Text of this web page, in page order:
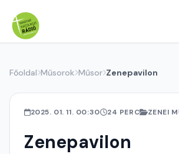
Főoldal Műsorok Műsor Zenepavilon
2025. 01. 11. 00:30 24 PERC ZENEI
Zenepavilon